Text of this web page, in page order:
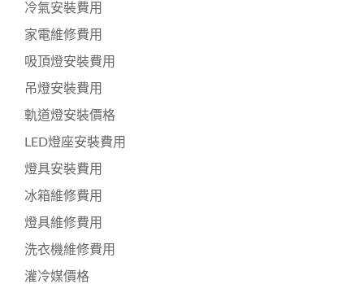
冷氣安裝費用
家電維修費用
吸頂燈安裝費用
吊燈安裝費用
軌道燈安裝價格
LED燈座安裝費用
燈具安裝費用
冰箱維修費用
燈具維修費用
洗衣機維修費用
灌冷媒價格